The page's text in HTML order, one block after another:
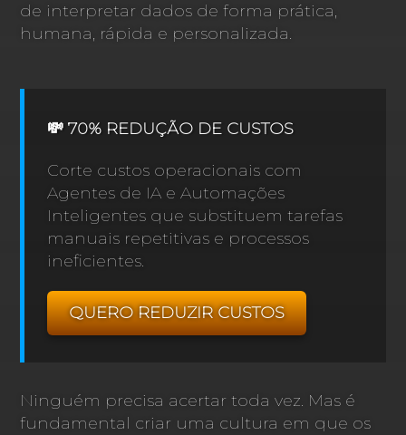
de interpretar dados de forma prática,
humana, rápida e personalizada.
💸 70% REDUÇÃO DE CUSTOS
Corte custos operacionais com
Agentes de IA e Automações
Inteligentes que substituem tarefas
manuais repetitivas e processos
ineficientes.
QUERO REDUZIR CUSTOS
Ninguém precisa acertar toda vez. Mas é
fundamental criar uma cultura em que os